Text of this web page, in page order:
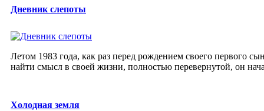
Дневник слепоты
Летом 1983 года, как раз перед рождением своего первого
найти смысл в своей жизни, полностью перевернутой, он
Холодная земля